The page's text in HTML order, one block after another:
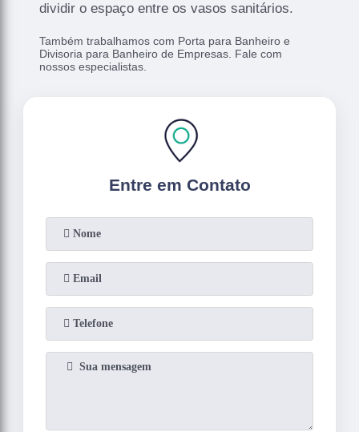
dividir o espaço entre os vasos sanitários.
Também trabalhamos com Porta para Banheiro e
Divisoria para Banheiro de Empresas. Fale com
nossos especialistas.
Entre em Contato